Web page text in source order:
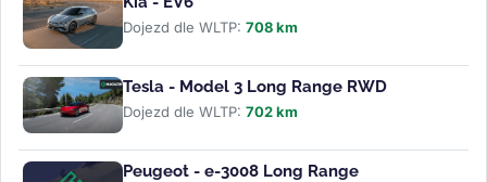
Dojezd dle WLTP: 708 km
Tesla - Model 3 Long Range RWD
Dojezd dle WLTP: 702 km
Peugeot - e-3008 Long Range